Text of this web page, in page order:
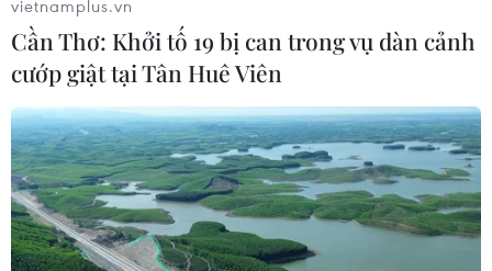
vietnamplus.vn
Cần Thơ: Khởi tố 19 bị can trong vụ dàn cảnh
cướp giật tại Tân Huê Viên